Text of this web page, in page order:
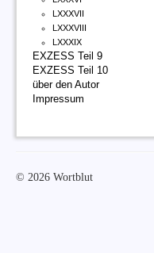
LXXXVII
LXXXVIII
LXXXIX
EXZESS Teil 9
EXZESS Teil 10
über den Autor
Impressum
© 2026 Wortblut